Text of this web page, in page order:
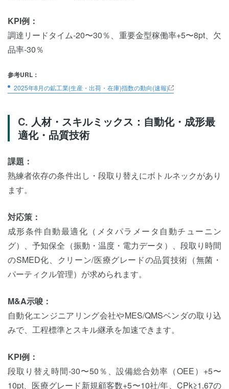
KPI例：
調達リードタイム-20〜30％、重要金型稼働率+5〜8pt、欠
品率-30％
参考URL：
2025年8月の鉱工業(生産・出荷・在庫)指数の動向(速報)
人材・スキルミックス：自動化・成形最
適化・品質技術
課題：
熟練者依存の条件出し・段取り替えにボトルネックがあり
ます。
対応策：
成形条件自動最適化（メタパラメータ自動チューニン
グ）、予知保全（振動・温度・電力データ）、段取り時間
のSMED化、クリーン/医療グレードの品質技術（無菌・
パーティクル管理）が求められます。
M&A示唆：
自動化エンジニアリング会社やMES/QMSベンダの取り込
みで、工程標準とスキル継承を加速できます。
KPI例：
段取り替え時間-30〜50％、設備総合効率（OEE）+5〜
10pt、医療グレード新規顧客数+5〜10社/年、CPk≥1.67の